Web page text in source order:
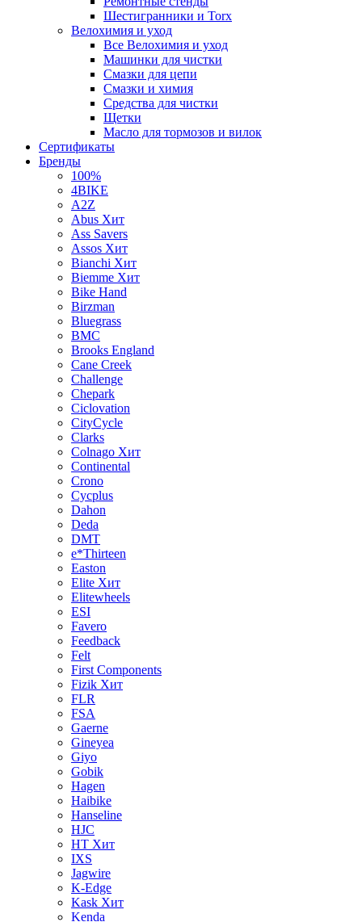
Шестигранники и Torx
Велохимия и уход
Все Велохимия и уход
Машинки для чистки
Смазки для цепи
Смазки и химия
Средства для чистки
Щетки
Масло для тормозов и вилок
Сертификаты
Бренды
100%
4BIKE
A2Z
Abus Хит
Ass Savers
Assos Хит
Bianchi Хит
Biemme Хит
Bike Hand
Birzman
Bluegrass
BMC
Brooks England
Cane Creek
Challenge
Chepark
Ciclovation
CityCycle
Clarks
Colnago Хит
Continental
Crono
Cycplus
Dahon
Deda
DMT
e*Thirteen
Easton
Elite Хит
Elitewheels
ESI
Favero
Feedback
Felt
First Components
Fizik Хит
FLR
FSA
Gaerne
Gineyea
Giyo
Gobik
Hagen
Haibike
Hanseline
HJC
HT Хит
IXS
Jagwire
K-Edge
Kask Хит
Kenda